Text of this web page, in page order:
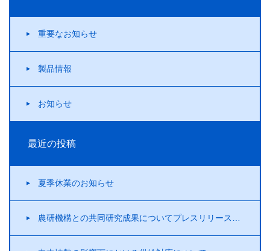
重要なお知らせ
製品情報
お知らせ
最近の投稿
夏季休業のお知らせ
農研機構との共同研究成果についてプレスリリースを行いました！